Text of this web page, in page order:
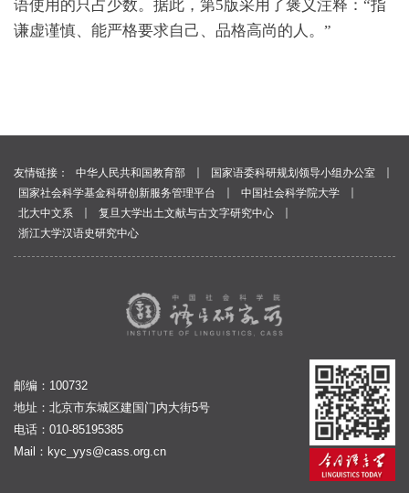
语使用的只占少数。据此，第5版采用了褒义注释：“指
谦虚谨慎、能严格要求自己、品格高尚的人。”
友情链接： 中华人民共和国教育部 国家语委科研规划领导小组办公室
国家社会科学基金科研创新服务管理平台
中国社会科学院大学
北大中文系
复旦大学出土文献与古文字研究中心
浙江大学汉语史研究中心
邮编：100732
地址：北京市东城区建国门内大街5号
电话：010-85195385
Mail： kyc_yys@cass.org.cn